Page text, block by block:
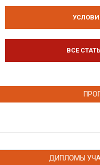
ВСЕ
ДИПЛОМЫ